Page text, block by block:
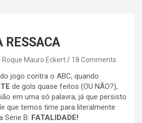
RESSACA
Roque Mauro Eckert 18 Comments
jogo contra o ABC, quando
de gols quase feitos (OU NÃO?),
em uma só palavra, já que persisto
que temos time para literalmente
Série B: FATALIDADE!